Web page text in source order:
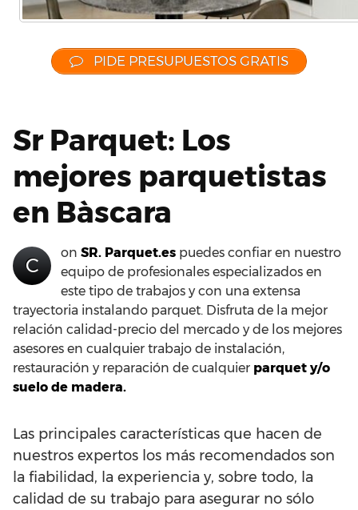
PIDE PRESUPUESTOS GRATIS
Sr Parquet: Los
mejores parquetistas
en Bàscara
C
on SR. Parquet.es puedes confiar en nuestro
equipo de profesionales especializados en
este tipo de trabajos y con una extensa
trayectoria instalando parquet. Disfruta de la mejor
relación calidad-precio del mercado y de los mejores
asesores en cualquier trabajo de instalación,
restauración y reparación de cualquier parquet y/o
suelo de madera.
Las principales características que hacen de
nuestros expertos los más recomendados son
la fiabilidad, la experiencia y, sobre todo, la
calidad de su trabajo para asegurar no sólo